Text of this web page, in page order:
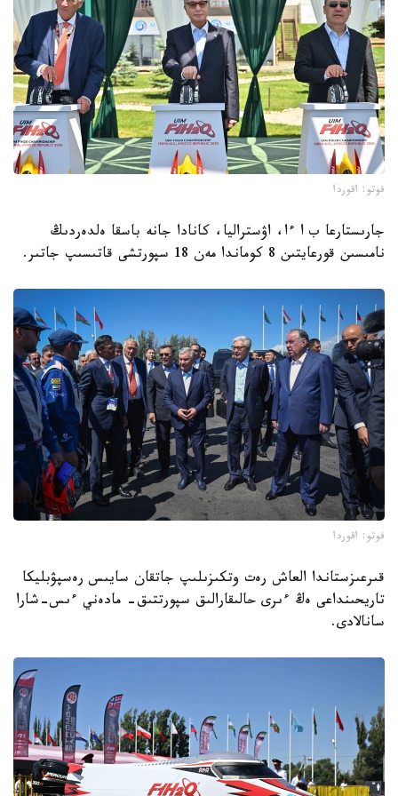
فوتو: اقوردا
جارىستارعا ب ا ءا، اۋستراليا، كانادا جانە باسقا ەلدەردىڭ
نامىسىن قورعايتىن 8 كوماندا مەن 18 سپورتشى قاتىسىپ جاتىر.
فوتو: اقوردا
قىرعىزستاندا العاش رەت وتكىزىلىپ جاتقان سايىس رەسپۋبليكا
تاريحىنداعى ەڭ ءىرى حالىقارالىق سپورتتىق- مادەني ءىس-شارا
سانالادى.